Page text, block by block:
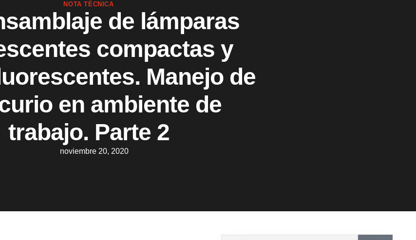
NOTA TÉCNICA
de lámparas
compactas y
Manejo de
en ambiente de
trabajo. Parte 2
noviembre 20, 2020